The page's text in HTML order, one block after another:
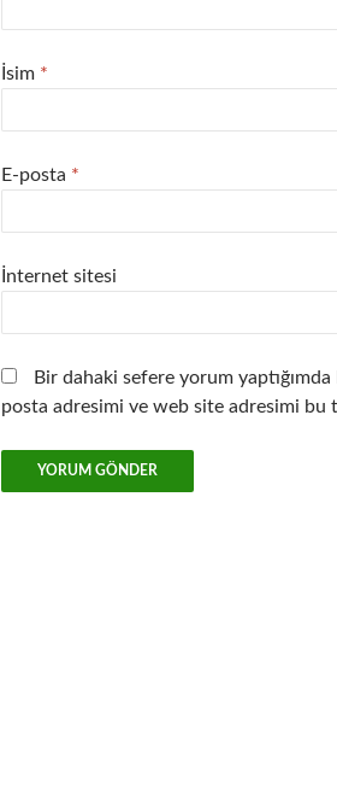
İsim *
E-posta *
İnternet sitesi
Bir dahaki sefere yorum yaptığımda
posta adresimi ve web site adresimi bu